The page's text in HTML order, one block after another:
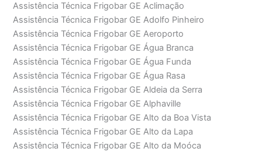
Assistência Técnica Frigobar GE Aclimação
Assistência Técnica Frigobar GE Adolfo Pinheiro
Assistência Técnica Frigobar GE Aeroporto
Assistência Técnica Frigobar GE Água Branca
Assistência Técnica Frigobar GE Água Funda
Assistência Técnica Frigobar GE Água Rasa
Assistência Técnica Frigobar GE Aldeia da Serra
Assistência Técnica Frigobar GE Alphaville
Assistência Técnica Frigobar GE Alto da Boa Vista
Assistência Técnica Frigobar GE Alto da Lapa
Assistência Técnica Frigobar GE Alto da Moóca